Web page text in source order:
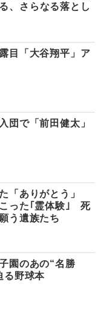
、さらなる落とし
目「大谷翔平」ア
団で「前田健太」
「ありがとう」
った｢霊体験｣ 死
う遺族たち
園のあの“名勝
る野球本